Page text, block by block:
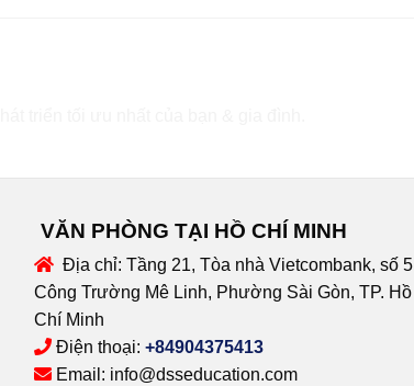
VĂN PHÒNG TẠI HỒ CHÍ MINH
Địa chỉ: Tầng 21, Tòa nhà Vietcombank, số 5
Công Trường Mê Linh, Phường Sài Gòn, TP. Hồ
Chí Minh
Điện thoại: +84904375413
Email: info@dsseducation.com